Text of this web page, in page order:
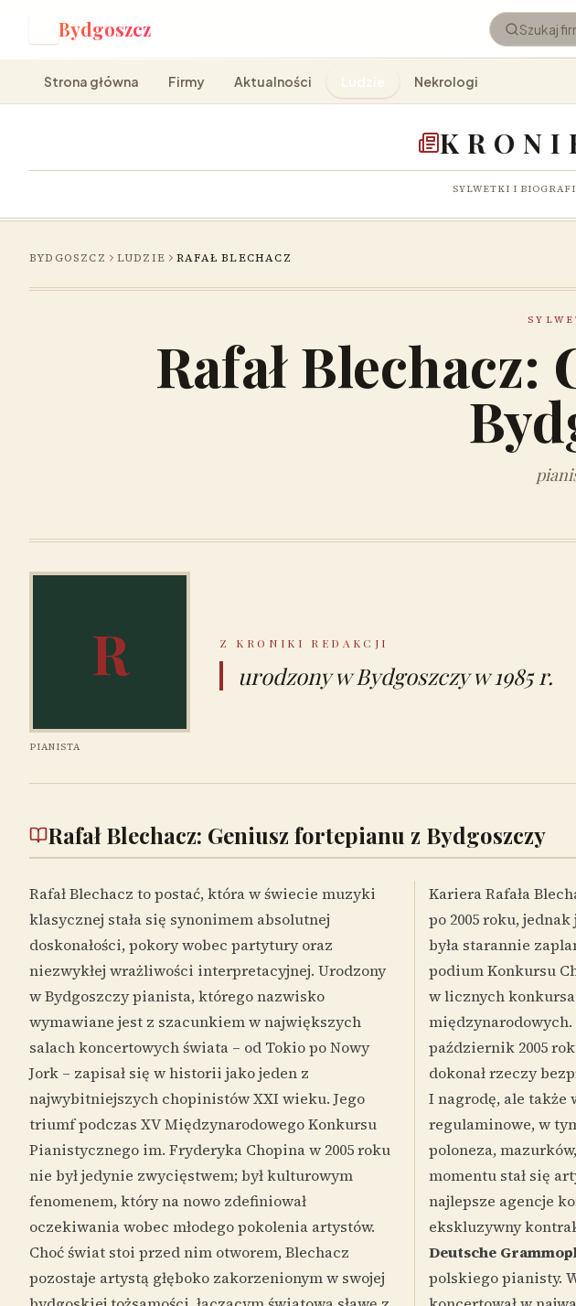
Bydgoszcz
Strona główna Firmy Aktualności Ludzie Nekrologi
SYLWETKI I
BYDGOSZCZ LUDZIE RAFAŁ BLECHACZ
Rafał
R
PIANISTA
Z KRONIKI REDAKCJI
urodzony w Bydgoszczy w 1985 r.
Rafał Blechacz: Geniusz fortepianu z Bydgoszczy
Rafał Blechacz to postać, która w świecie muzyki
klasycznej stała się synonimem absolutnej
doskonałości, pokory wobec partytury oraz
niezwykłej wrażliwości interpretacyjnej. Urodzony
w Bydgoszczy pianista, którego nazwisko
wymawiane jest z szacunkiem w największych
salach koncertowych świata – od Tokio po Nowy
Jork – zapisał się w historii jako jeden z
najwybitniejszych chopinistów XXI wieku. Jego
triumf podczas XV Międzynarodowego Konkursu
Pianistycznego im. Fryderyka Chopina w 2005 roku
nie był jedynie zwycięstwem; był kulturowym
fenomenem, który na nowo zdefiniował
oczekiwania wobec młodego pokolenia artystów.
Choć świat stoi przed nim otworem, Blechacz
pozostaje artystą głęboko zakorzenionym w swojej
Kariera Rafała
po 2005 roku,
była starannie
podium Konkursu
w licznych
międzynarodowych.
październik 2005
dokonał rzeczy
I nagrodę, ale
regulaminowe, w
poloneza,
momentu stał się
najlepsze agencje
ekskluzywny
Deutsche
polskiego pianisty.